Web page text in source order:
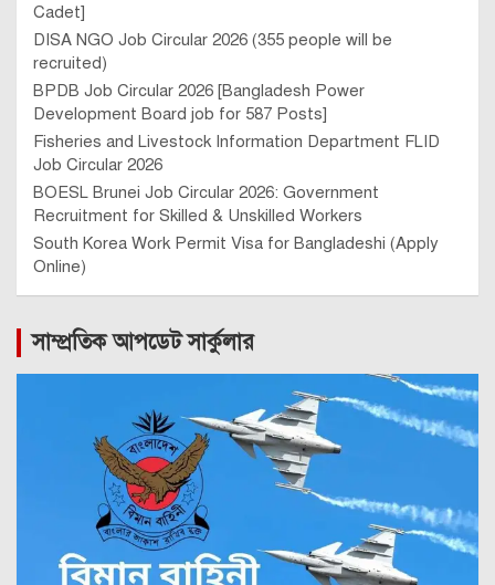
Cadet]
DISA NGO Job Circular 2026 (355 people will be
recruited)
BPDB Job Circular 2026 [Bangladesh Power
Development Board job for 587 Posts]
Fisheries and Livestock Information Department FLID
Job Circular 2026
BOESL Brunei Job Circular 2026: Government
Recruitment for Skilled & Unskilled Workers
South Korea Work Permit Visa for Bangladeshi (Apply
Online)
সাম্প্রতিক আপডেট সার্কুলার